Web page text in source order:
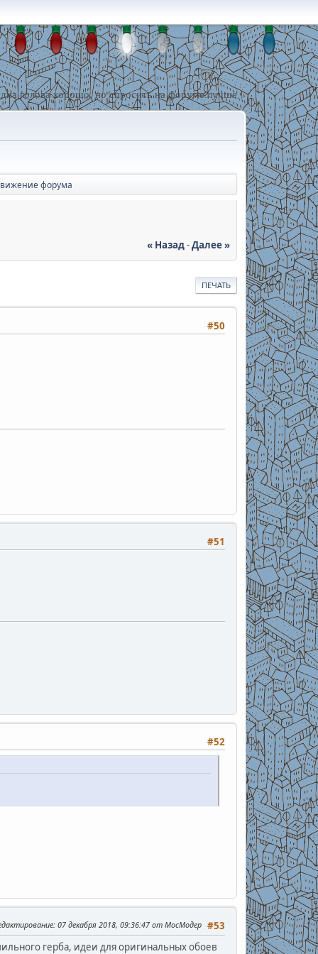
голова хорошо, но спросить на форуме лучше !
форума
« Назад-Далее »
ПЕЧАТЬ
#50
#51
#52
#53
: 07 декабря 2018, 09:36:47 от МосМодер
герба, идеи для оригинальных обоев